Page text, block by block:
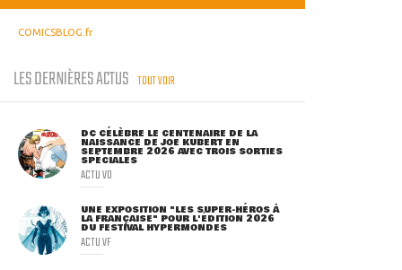
COMICSBLOG.fr
LES DERNIÈRES ACTUS TOUT VOIR
DC CÉLÈBRE LE CENTENAIRE DE LA
NAISSANCE DE JOE KUBERT EN
SEPTEMBRE 2026 AVEC TROIS SORTIES
SPÉCIALES
ACTU VO
UNE EXPOSITION "LES SUPER-HÉROS À
LA FRANÇAISE" POUR L'ÉDITION 2026
DU FESTIVAL HYPERMONDES
ACTU VF